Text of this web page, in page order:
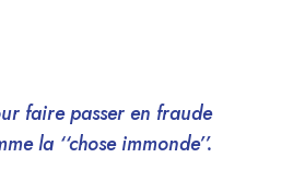
faire passer en fraude
la ‘‘chose immonde’’.